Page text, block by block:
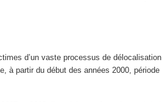
d’un vaste processus de
à partir du début des années 2000,